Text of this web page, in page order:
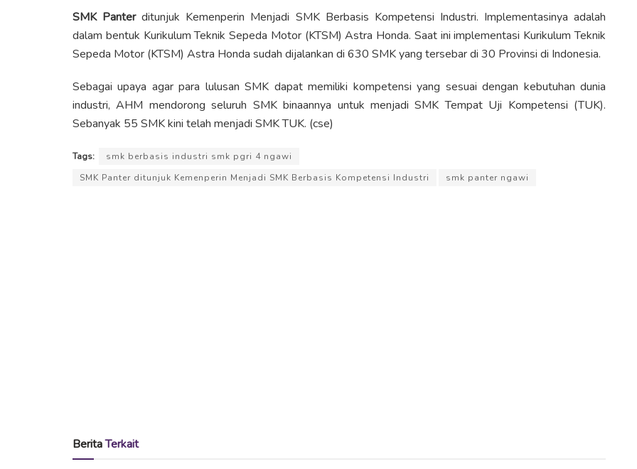
SMK Panterditunjuk Kemenperin Menjadi SMK Berbasis Kompetensi Industri. Implementasinya adalah
dalam bentuk Kurikulum Teknik Sepeda Motor (KTSM) Astra Honda. Saat ini implementasi Kurikulum Teknik
Sepeda Motor (KTSM) Astra Honda sudah dijalankan di 630 SMK yang tersebar di 30 Provinsi di Indonesia.
Sebagai upaya agar para lulusan SMK dapat memiliki kompetensi yang sesuai dengan kebutuhan dunia
industri, AHM mendorong seluruh SMK binaannya untuk menjadi SMK Tempat Uji Kompetensi (TUK).
Sebanyak 55 SMK kini telah menjadi SMK TUK. (cse)
Tags:
smk berbasis industri smk pgri 4 ngawi
SMK Panter ditunjuk Kemenperin Menjadi SMK Berbasis Kompetensi Industri
smk panter ngawi
BeritaTerkait